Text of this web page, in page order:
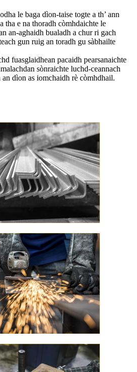
le baga dìon-taise togte a th’ ann
tha e na thoradh còmhdaichte le
an-aghaidh bualadh a chur ri gach
gun ruig an toradh gu sàbhailte
fuasglaidhean pacaidh pearsanaichte
sònraichte luchd-ceannach
an dìon as iomchaidh rè còmhdhail.